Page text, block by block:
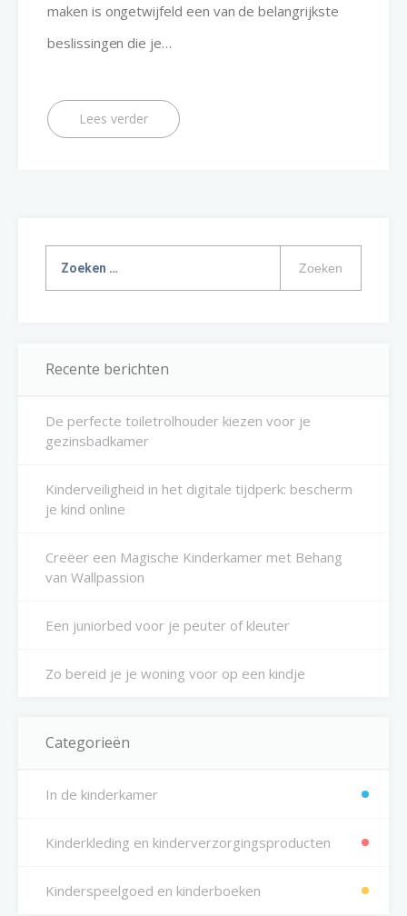
maken is ongetwijfeld een van de belangrijkste
beslissingen die je…
Lees verder
naar:
Recente berichten
De perfecte toiletrolhouder kiezen voor je
gezinsbadkamer
Kinderveiligheid in het digitale tijdperk: bescherm
je kind online
Creëer een Magische Kinderkamer met Behang
van Wallpassion
Een juniorbed voor je peuter of kleuter
Zo bereid je je woning voor op een kindje
Categorieën
In de kinderkamer
Kinderkleding en kinderverzorgingsproducten
Kinderspeelgoed en kinderboeken